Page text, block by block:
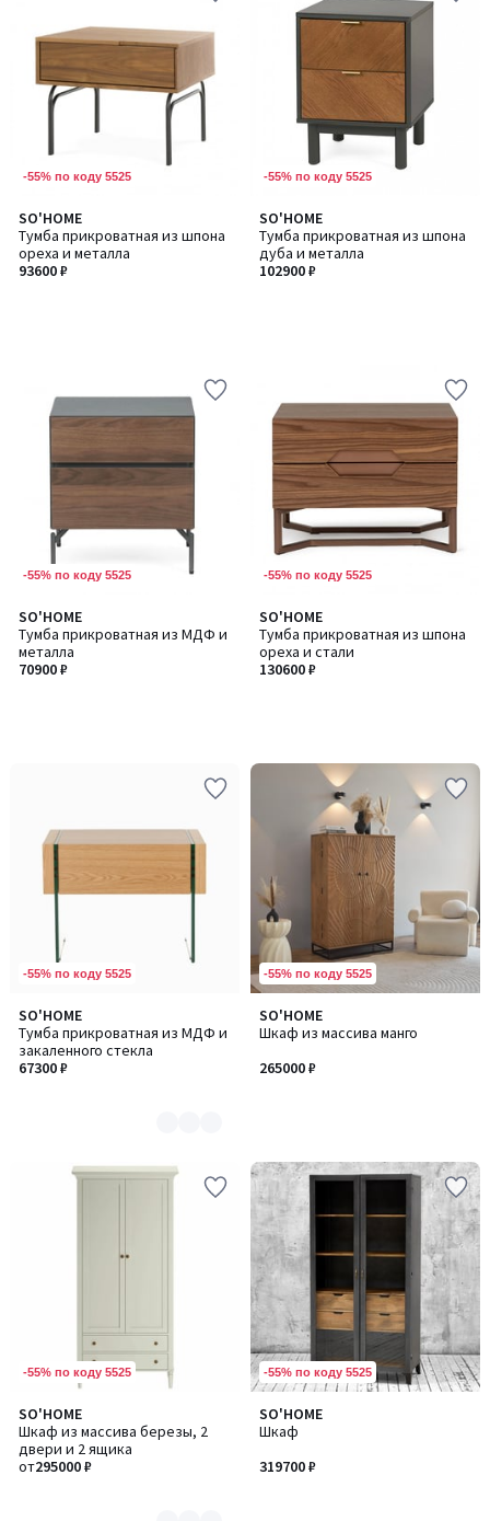
-55% по коду 5525
SO'HOME
Тумба прикроватная из шпона
ореха и металла
93600 ₽
-55% по коду 5525
SO'HOME
Тумба прикроватная из шпона
дуба и металла
102900 ₽
-55% по коду 5525
SO'HOME
Тумба прикроватная из МДФ и
металла
70900 ₽
-55% по коду 5525
SO'HOME
Тумба прикроватная из шпона
ореха и стали
130600 ₽
-55% по коду 5525
SO'HOME
Тумба прикроватная из МДФ и
закаленного стекла
67300 ₽
Количество
цветов:
2
-55% по коду 5525
SO'HOME
Шкаф из массива манго
265000 ₽
-55% по коду 5525
SO'HOME
Шкаф из массива березы, 2
двери и 2 ящика
от295000 ₽
Количество
цветов:
4
-55% по коду 5525
SO'HOME
Шкаф
319700 ₽